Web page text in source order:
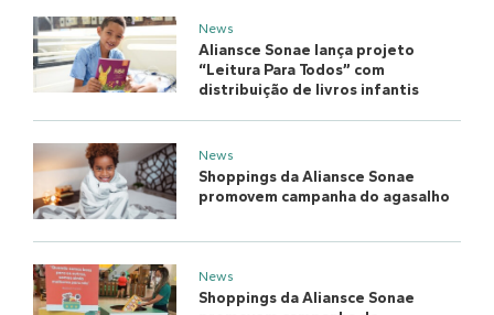
News
Aliansce Sonae lança projeto
“Leitura Para Todos” com
distribuição de livros infantis
News
Shoppings da Aliansce Sonae
promovem campanha do agasalho
News
Shoppings da Aliansce Sonae